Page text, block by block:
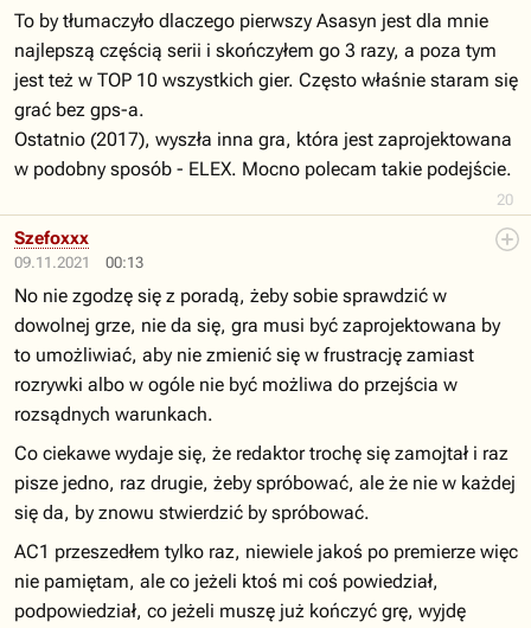
20
To by tłumaczyło dlaczego pierwszy Asasyn jest dla mnie
najlepszą częścią serii i skończyłem go 3 razy, a poza tym
jest też w TOP 10 wszystkich gier. Często właśnie staram się
grać bez gps-a.
Ostatnio (2017), wyszła inna gra, która jest zaprojektowana
w podobny sposób - ELEX. Mocno polecam takie podejście.
09.11.2021 00:13
Szefoxxx
No nie zgodzę się z poradą, żeby sobie sprawdzić w
dowolnej grze, nie da się, gra musi być zaprojektowana by
to umożliwiać, aby nie zmienić się w frustrację zamiast
rozrywki albo w ogóle nie być możliwa do przejścia w
rozsądnych warunkach.
Co ciekawe wydaje się, że redaktor trochę się zamojtał i raz
pisze jedno, raz drugie, żeby spróbować, ale że nie w każdej
się da, by znowu stwierdzić by spróbować.
AC1 przeszedłem tylko raz, niewiele jakoś po premierze więc
nie pamiętam, ale co jeżeli ktoś mi coś powiedział,
podpowiedział, co jeżeli muszę już kończyć grę, wyjdę